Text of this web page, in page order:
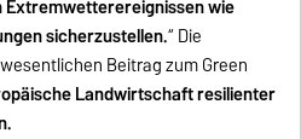
wie
sicherzustellen.“ Die
Beitrag zum Green
Landwirtschaft resilienter